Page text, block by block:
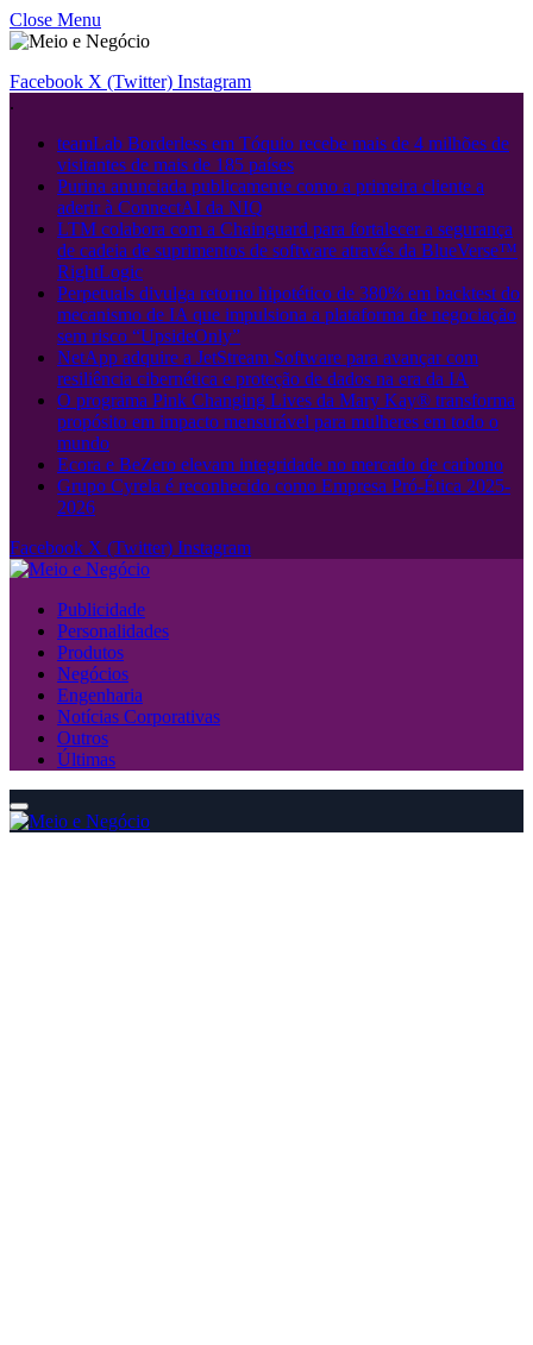
Close Menu
Facebook X (Twitter) Instagram
.
teamLab Borderless em Tóquio recebe mais de 4 milhões de
visitantes de mais de 185 países
Purina anunciada publicamente como a primeira cliente a
aderir à ConnectAI da NIQ
LTM colabora com a Chainguard para fortalecer a segurança
de cadeia de suprimentos de software através da BlueVerse™
RightLogic
Perpetuals divulga retorno hipotético de 380% em backtest do
mecanismo de IA que impulsiona a plataforma de negociação
sem risco “UpsideOnly”
NetApp adquire a JetStream Software para avançar com
resiliência cibernética e proteção de dados na era da IA
O programa Pink Changing Lives da Mary Kay® transforma
propósito em impacto mensurável para mulheres em todo o
mundo
Ecora e BeZero elevam integridade no mercado de carbono
Grupo Cyrela é reconhecido como Empresa Pró-Ética 2025-
2026
Facebook X (Twitter) Instagram
Publicidade
Personalidades
Produtos
Negócios
Engenharia
Notícias Corporativas
Outros
Últimas